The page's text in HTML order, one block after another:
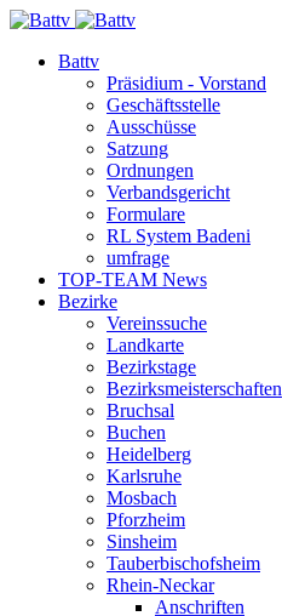
Battv
Präsidium - Vorstand
Geschäftsstelle
Ausschüsse
Satzung
Ordnungen
Verbandsgericht
Formulare
RL System Badeni
umfrage
TOP-TEAM News
Bezirke
Vereinssuche
Landkarte
Bezirkstage
Bezirksmeisterschaften
Bruchsal
Buchen
Heidelberg
Karlsruhe
Mosbach
Pforzheim
Sinsheim
Tauberbischofsheim
Rhein-Neckar
Anschriften